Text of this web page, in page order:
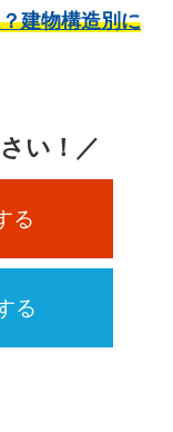
建物構造別に
い！／
る
る